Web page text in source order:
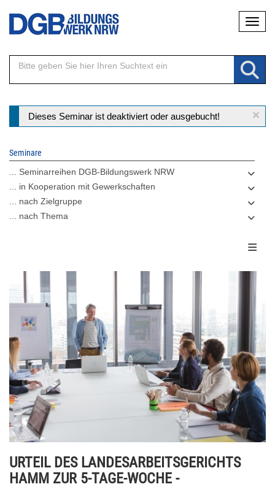
Direkt
Inhalt
×
Statusmeldung
Dieses Seminar ist deaktiviert oder ausgebucht!
Seminare
... Seminarreihen DGB-Bildungswerk NRW
... in Kooperation mit Gewerkschaften
... nach Zielgruppe
... nach Thema
URTEIL DES LANDESARBEITSGERICHTS
HAMM ZUR 5-TAGE-WOCHE -